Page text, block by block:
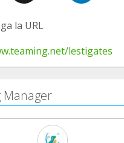
la URL
lestigates
Manager